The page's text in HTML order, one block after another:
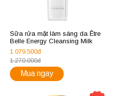
Sữa rửa mặt làm sáng da Être
Belle Energy Cleansing Milk
1.079.500đ
1.270.000đ
Mua ngay